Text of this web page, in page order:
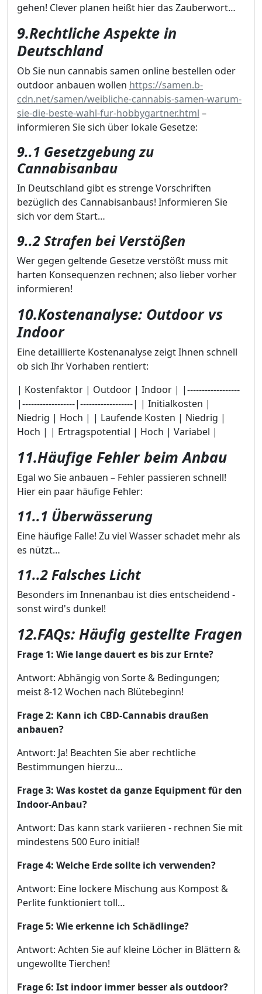
gehen! Clever planen heißt hier das Zauberwort…
9.Rechtliche Aspekte in
Deutschland
Ob Sie nun cannabis samen online bestellen oder
outdoor anbauen wollen https://samen.b-
cdn.net/samen/weibliche-cannabis-samen-warum-
sie-die-beste-wahl-fur-hobbygartner.html –
informieren Sie sich über lokale Gesetze:
9..1 Gesetzgebung zu
Cannabisanbau
In Deutschland gibt es strenge Vorschriften
bezüglich des Cannabisanbaus! Informieren Sie
sich vor dem Start…
9..2 Strafen bei Verstößen
Wer gegen geltende Gesetze verstößt muss mit
harten Konsequenzen rechnen; also lieber vorher
informieren!
10.Kostenanalyse: Outdoor vs
Indoor
Eine detaillierte Kostenanalyse zeigt Ihnen schnell
ob sich Ihr Vorhaben rentiert:
| Kostenfaktor | Outdoor | Indoor | |------------------
|------------------|------------------| | Initialkosten |
Niedrig | Hoch | | Laufende Kosten | Niedrig |
Hoch | | Ertragspotential | Hoch | Variabel |
11.Häufige Fehler beim Anbau
Egal wo Sie anbauen – Fehler passieren schnell!
Hier ein paar häufige Fehler:
11..1 Überwässerung
Eine häufige Falle! Zu viel Wasser schadet mehr als
es nützt…
11..2 Falsches Licht
Besonders im Innenanbau ist dies entscheidend -
sonst wird's dunkel!
12.FAQs: Häufig gestellte Fragen
Frage 1: Wie lange dauert es bis zur Ernte?
Antwort: Abhängig von Sorte & Bedingungen;
meist 8-12 Wochen nach Blütebeginn!
Frage 2: Kann ich CBD-Cannabis draußen
anbauen?
Antwort: Ja! Beachten Sie aber rechtliche
Bestimmungen hierzu…
Frage 3: Was kostet da ganze Equipment für den
Indoor-Anbau?
Antwort: Das kann stark variieren - rechnen Sie mit
mindestens 500 Euro initial!
Frage 4: Welche Erde sollte ich verwenden?
Antwort: Eine lockere Mischung aus Kompost &
Perlite funktioniert toll…
Frage 5: Wie erkenne ich Schädlinge?
Antwort: Achten Sie auf kleine Löcher in Blättern &
ungewollte Tierchen!
Frage 6: Ist indoor immer besser als outdoor?